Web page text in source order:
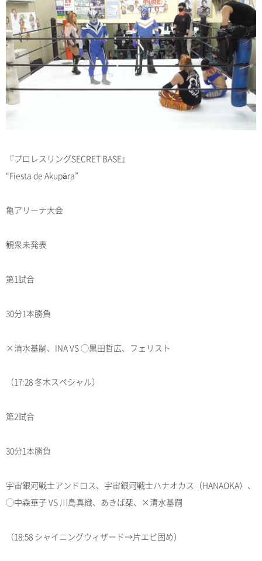
『プロレスリングSECRET BASE』
“Fiesta de Akupāra”
亀アリーナ大会
観衆未発表
第1試合
30分1本勝負
×清水基嗣、INA VS ◯黒田哲広、フェリスト
（17:28 冬木スペシャル）
第2試合
30分1本勝負
宇宙銀河戦士アンドロス、宇宙銀河戦士ハナオカス（HANAOKA）、
◯中森華子 VS 川島真織、あきば栞、×清水基嗣
（18:58 シャイニングウィザード→片エビ固め）